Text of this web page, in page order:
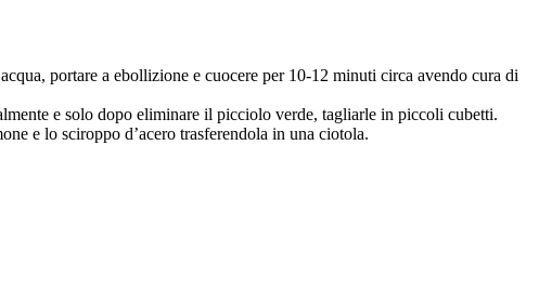
portare a ebollizione e cuocere per 10-12 minuti circa avendo cura di
e solo dopo eliminare il picciolo verde, tagliarle in piccoli cubetti.
e lo sciroppo d’acero trasferendola in una ciotola.